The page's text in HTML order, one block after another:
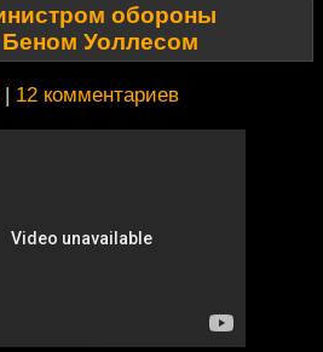
обороны
Уоллесом
| 12 комментариев